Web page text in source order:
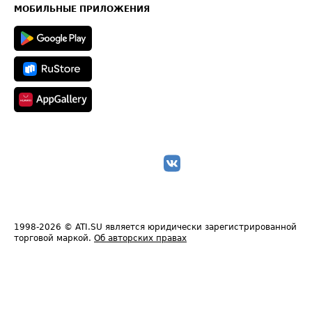
Техническая информация
МОБИЛЬНЫЕ ПРИЛОЖЕНИЯ
1998-2026 © ATI.SU является юридически зарегистрированной
торговой маркой. Об авторских правах